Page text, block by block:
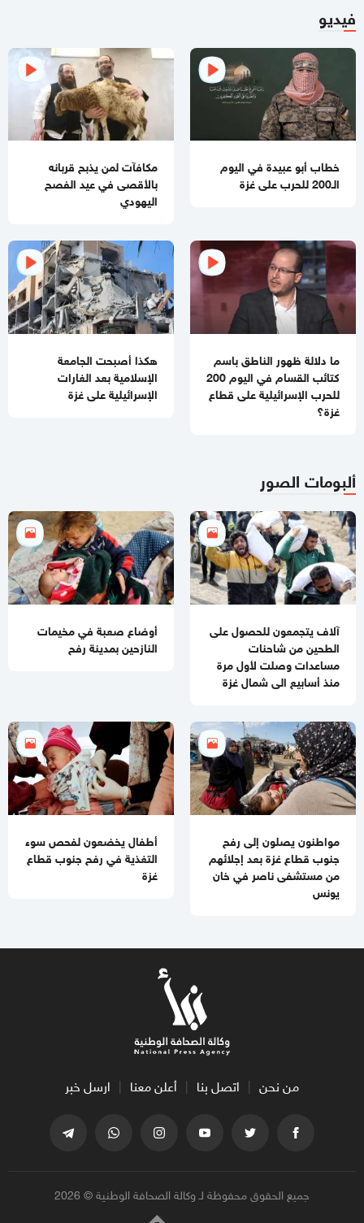
ملف طبي ناقص وإصابات موثقة.. التماس للسماح لطبيب مستقل
بفحص حسام أبو صفية
04:35 مساءاً
مصادر صحفية تكشف تفاصيل الرسائل المتبادلة بين "حماس"
وملادينوف
03:48 مساءاً
02:39 مساءاً
مقتل جنديبن إسرائيليين وإصابة 7 آخرين بعضهم بجراح خطيرة
11:54 صباحا
منع إدخال المستلزمات الطبية يفاقم انهيار القطاع الصحي في غزة
11:32 صباحا
تحذيرات إسرائيلية من نقص حاد في الصواريخ الاعتراضية
11:07 صباحا
باسم نعيم: حماس لا تزال في انتظار رد رسمي من ملادينوف حول
خارطة الطريق
11:06 مساءاً
قطر: حماس التزمت بكل شيء في اتفاق غزة ويجب إلزام "إسرائيل"
11:00 مساءاً
مصادر عسكرية: "إسرائيل" تقيّد الاغتيالات في غزة تمهيدًا لوقف
الهجمات 14 يومًا
فيديو
خطاب أبو عبيدة في اليوم
الـ200 للحرب على غزة
مكافآت لمن يذبح قربانه
بالأقصى في عيد الفصح
اليهودي
ما دلالة ظهور الناطق باسم
كتائب القسام في اليوم 200
للحرب الإسرائيلية على قطاع
غزة؟
هكذا أصبحت الجامعة
الإسلامية بعد الغارات
الإسرائيلية على غزة
ألبومات الصور
آلاف يتجمعون للحصول على
الطحين من شاحنات
مساعدات وصلت لأول مرة
منذ أسابيع الى شمال غزة
أوضاع صعبة في مخيمات
النازحين بمدينة رفح
مواطنون يصلون إلى رفح
جنوب قطاع غزة بعد إجلائهم
من مستشفى ناصر في خان
يونس
أطفال يخضعون لفحص سوء
التغذية في رفح جنوب قطاع
غزة
من نحن اتصل بنا أعلن معنا ارسل خبر
جميع الحقوق محفوظة لـ وكالة الصحافة الوطنية © 2026